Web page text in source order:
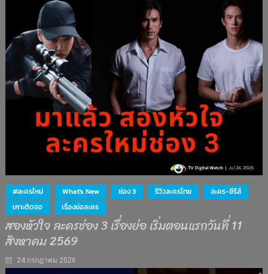
#ละครใหม่ What's New ช่อง 3 รีวิวละครไทย
ละคร-ซีรีส์
เกาะติดจอ
เรื่องย่อละคร
สองหัวใจ ละครช่อง 3 เรื่องย่อ เริ่มตอนแรกวันที่ 11
สิงหาคม 2569
24 กรกฎาคม 2026